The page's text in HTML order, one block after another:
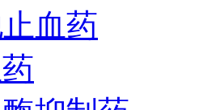
血药